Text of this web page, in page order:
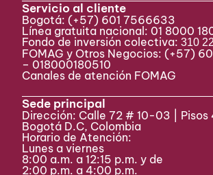
Servicio al cliente
Bogotá: (+57) 601 7566633
Línea gratuita nacional: 01 8000
Fondo de inversión colectiva:310
FOMAG y Otros Negocios: (+57)
– 018000180510
Canales de atención FOMAG
Sede principal
Dirección: Calle 72 # 10-03 | Pisos
Bogotá D.C, Colombia
Horario de Atención:
Lunes a viernes
8:00 a.m. a 12:15 p.m. y de
2:00 p.m. a 4:00 p.m.